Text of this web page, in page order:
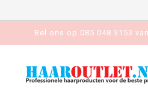
Bel ons op 085 048 3153